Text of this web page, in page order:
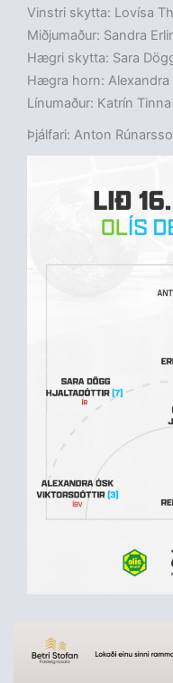
Vinstri skytta: Lovísa
Miðjumaður: Sandra
Hægri skytta: Sara
Hægra horn:
Línumaður: Katrín
Þjálfari: Anton